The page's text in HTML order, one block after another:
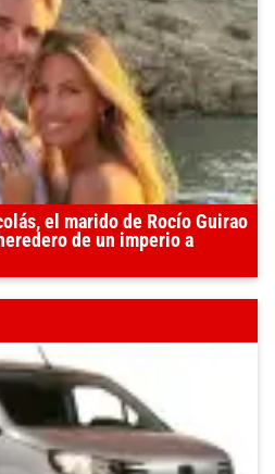
el marido de Rocío Guirao
de un imperio a